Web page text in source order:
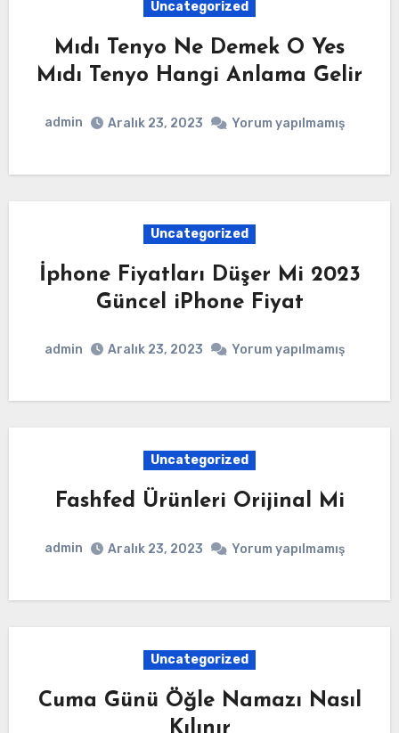
Uncategorized
Mıdı Tenyo Ne Demek O Yes
Mıdı Tenyo Hangi Anlama Gelir
admin Aralık 23, 2023 Yorum yapılmamış
Uncategorized
İphone Fiyatları Düşer Mi 2023
Güncel iPhone Fiyat
admin Aralık 23, 2023 Yorum yapılmamış
Uncategorized
Fashfed Ürünleri Orijinal Mi
admin Aralık 23, 2023 Yorum yapılmamış
Uncategorized
Cuma Günü Öğle Namazı Nasıl
Kılınır